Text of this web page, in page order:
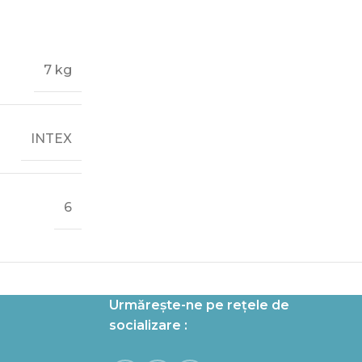
7 kg
INTEX
6
Urmărește-ne pe rețele de
socializare :